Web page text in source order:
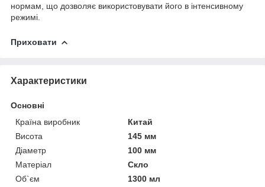
нормам, що дозволяє використовувати його в інтенсивному
режимі.
Приховати
Характеристики
Основні
Країна виробник
Китай
Висота
145 мм
Діаметр
100 мм
Матеріал
Скло
Об`єм
1300 мл